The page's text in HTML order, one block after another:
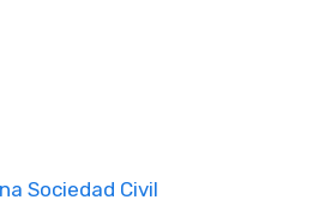
Sociedad Civil